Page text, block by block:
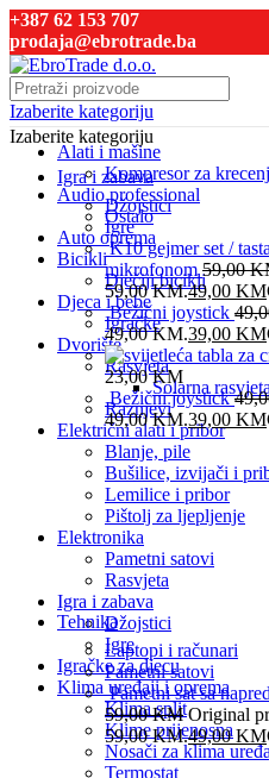
+387 62 153 707
prodaja@ebrotrade.ba
Izaberite kategoriju
Alati i mašine
Kompresor za
Audio professional
Ostalo
Auto oprema
Bicikli
Dječiji bicikli
Djeca i bebe
Igračke
Dvorište
Rasvjeta
Solarna
Raznjevi
Električni alati i pribor
Blanje, pile
Bušilice, izvijači i
Lemilice i pribor
Pištolj za ljepljenje
Elektronika
Pametni satovi
Rasvjeta
Igra i zabava
Džojstici
Igre
Igračke za djecu
Klima uređaji i oprema
Klima split
Klime prijenosna
Nosači za klima
Termostat
Izaberite kategoriju
Igra i zabava
Džojstici
Igre
K10 gejmer set /
mikrofonom59,00
59,00 KM.49,00 KM
Bežični joystick
49,00 KM.39,00 KM
23,00KM
Bežični joystick
49,00 KM.39,00 KM
Tehnika
Laptopi i računari
Pametni satovi
Pametni sat sa
59,00KM Original
59,00 KM.49,00KM